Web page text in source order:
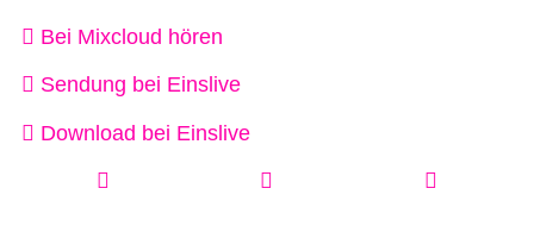
Bei Mixcloud hören
Sendung bei Einslive
Download bei Einslive